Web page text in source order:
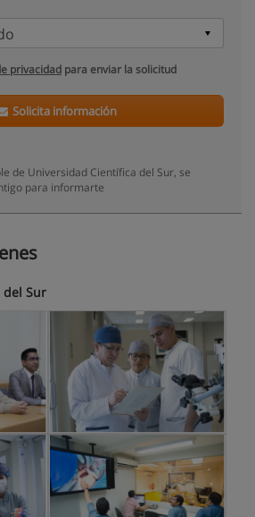
privacidad para enviar la solicitud
Solicita información
de Universidad Científica del Sur, se
para informarte
del Sur